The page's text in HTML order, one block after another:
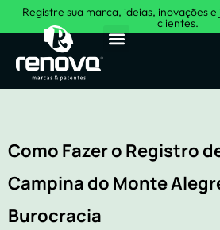
Registre sua marca, ideias, inovações
clientes.
Como Fazer o Registro
Campina do Monte
Burocracia